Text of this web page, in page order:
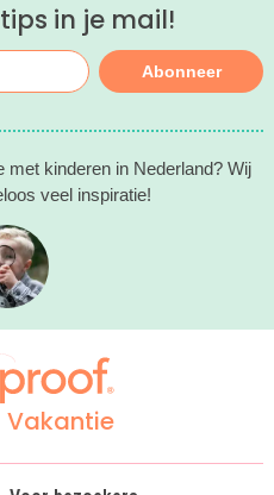
in je mail!
Abonneer
met kinderen in Nederland? Wij
veel inspiratie!
Vakantie